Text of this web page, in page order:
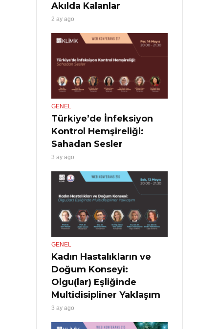
Akılda Kalanlar
2 ay ago
GENEL
Türkiye’de İnfeksiyon
Kontrol Hemşireliği:
Sahadan Sesler
3 ay ago
GENEL
Kadın Hastalıkların ve
Doğum Konseyi:
Olgu(lar) Eşliğinde
Multidisipliner Yaklaşım
3 ay ago